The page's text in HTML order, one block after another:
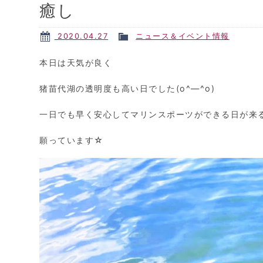
癒し
2020.04.27 ニュース＆イベント情報
本日は天気が良く
猪苗代湖の透明度も高い日でした(o^―^o)
一日でも早く安心してマリンスポーツができる日が来
願っています☆